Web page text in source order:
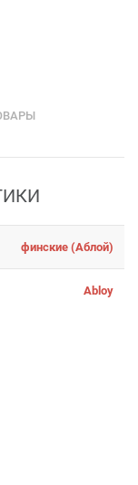
финские (Аблой)
Abloy